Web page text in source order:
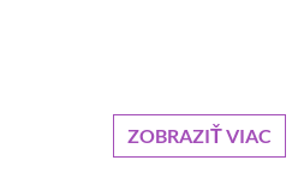
ZOBRAZIŤ VIAC